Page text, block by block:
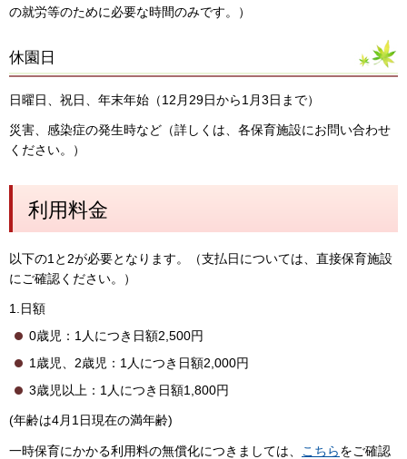
の就労等のために必要な時間のみです。）
休園日
日曜日、祝日、年末年始（12月29日から1月3日まで）
災害、感染症の発生時など（詳しくは、各保育施設にお問い合わせ
ください。）
利用料金
以下の1と2が必要となります。（支払日については、直接保育施設
にご確認ください。）
1.日額
0歳児：1人につき日額2,500円
1歳児、2歳児：1人につき日額2,000円
3歳児以上：1人につき日額1,800円
(年齢は4月1日現在の満年齢)
一時保育にかかる利用料の無償化につきましては、 こちらをご確認